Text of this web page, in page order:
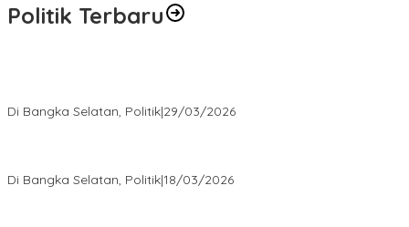
Politik Terbaru
Di Bangka Selatan, Politik|29/03/2026
Di Bangka Selatan, Politik|18/03/2026